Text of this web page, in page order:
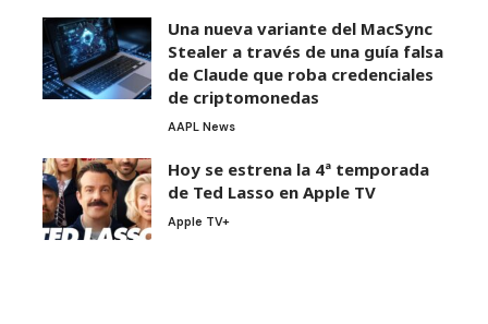
Una nueva variante del MacSync
Stealer a través de una guía falsa
de Claude que roba credenciales
de criptomonedas
AAPL News
Hoy se estrena la 4ª temporada
de Ted Lasso en Apple TV
Apple TV+